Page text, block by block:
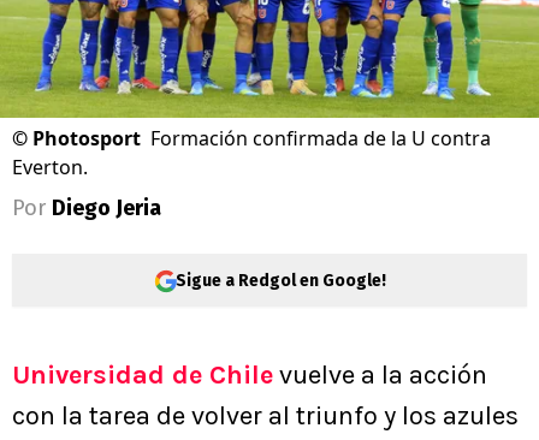
© Photosport Formación confirmada de la U contra
Everton.
Por Diego Jeria
Sigue a Redgol en Google!
Universidad de Chilevuelve a la acción
con la tarea de volver al triunfo y los azules